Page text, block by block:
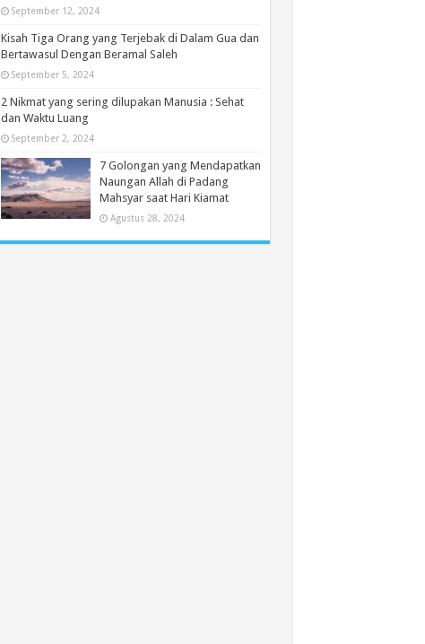
September 12, 2024
Kisah Tiga Orang yang Terjebak di Dalam Gua dan
Bertawasul Dengan Beramal Saleh
September 5, 2024
2 Nikmat yang sering dilupakan Manusia : Sehat
dan Waktu Luang
September 2, 2024
7 Golongan yang Mendapatkan
Naungan Allah di Padang
Mahsyar saat Hari Kiamat
Agustus 28, 2024